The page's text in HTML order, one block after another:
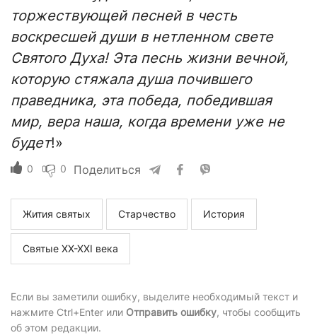
торжествующей песней в честь
воскресшей души в нетленном свете
Святого Духа! Эта песнь жизни вечной,
которую стяжала душа почившего
праведника, эта победа, победившая
мир, вера наша, когда времени уже не
будет!»
0 0 Поделиться
Жития святых Старчество История
Святые ХХ-ХХI века
Если вы заметили ошибку, выделите необходимый текст и
нажмите Ctrl+Enter или Отправить ошибку, чтобы сообщить
об этом редакции.